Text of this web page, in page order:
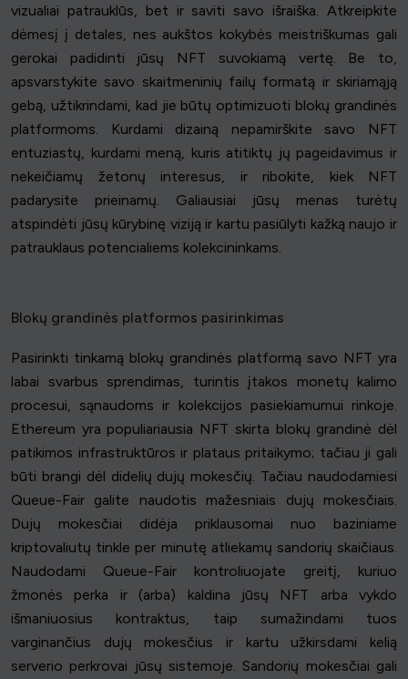
vizualiai patrauklūs, bet ir saviti savo išraiška. Atkreipkite
dėmesį į detales, nes aukštos kokybės meistriškumas gali
gerokai padidinti jūsų NFT suvokiamą vertę. Be to,
apsvarstykite savo skaitmeninių failų formatą ir skiriamąją
gebą, užtikrindami, kad jie būtų optimizuoti blokų grandinės
platformoms. Kurdami dizainą nepamirškite savo NFT
entuziastų, kurdami meną, kuris atitiktų jų pageidavimus ir
nekeičiamų žetonų interesus, ir ribokite, kiek NFT
padarysite prieinamų. Galiausiai jūsų menas turėtų
atspindėti jūsų kūrybinę viziją ir kartu pasiūlyti kažką naujo ir
patrauklaus potencialiems kolekcininkams.
Blokų grandinės platformos pasirinkimas
Pasirinkti tinkamą blokų grandinės platformą savo NFT yra
labai svarbus sprendimas, turintis įtakos monetų kalimo
procesui, sąnaudoms ir kolekcijos pasiekiamumui rinkoje.
Ethereum yra populiariausia NFT skirta blokų grandinė dėl
patikimos infrastruktūros ir plataus pritaikymo; tačiau ji gali
būti brangi dėl didelių dujų mokesčių. Tačiau naudodamiesi
Queue-Fair galite naudotis mažesniais dujų mokesčiais.
Dujų mokesčiai didėja priklausomai nuo baziniame
kriptovaliutų tinkle per minutę atliekamų sandorių skaičiaus.
Naudodami Queue-Fair kontroliuojate greitį, kuriuo
žmonės perka ir (arba) kaldina jūsų NFT arba vykdo
išmaniuosius kontraktus, taip sumažindami tuos
varginančius dujų mokesčius ir kartu užkirsdami kelią
serverio perkrovai jūsų sistemoje. Sandorių mokesčiai gali